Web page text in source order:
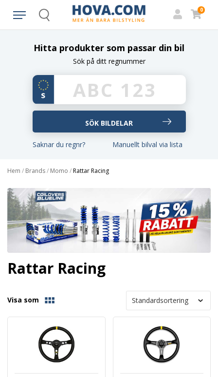
Search
0
Hitta produkter som passar din bil
Sök på ditt regnummer
Saknar du regnr? Manuellt bilval via lista
Hem / Brands/ Momo /Rattar Racing
Rattar Racing
Visa som